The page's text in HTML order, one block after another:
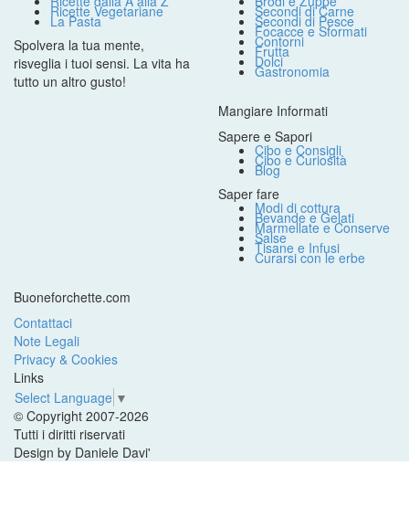
Ricette Vegetariane
La Pasta
Spolvera la tua mente,
risveglia i tuoi sensi. La vita ha
tutto un altro gusto!
Secondi di Carne
Secondi di Pesce
Focacce e Sformati
Contorni
Frutta
Dolci
Gastronomia
Mangiare Informati
Sapere e Sapori
Cibo e Consigli
Cibo e Curiosità
Blog
Saper fare
Modi di cottura
Bevande e Gelati
Marmellate e Conserve
Salse
Tisane e Infusi
Curarsi con le erbe
Buoneforchette.com
Contattaci
Note Legali
Privacy & Cookies
Links
Select Language ▼
© Copyright 2007-2026
Tutti i diritti riservati
Design by Daniele Davi'